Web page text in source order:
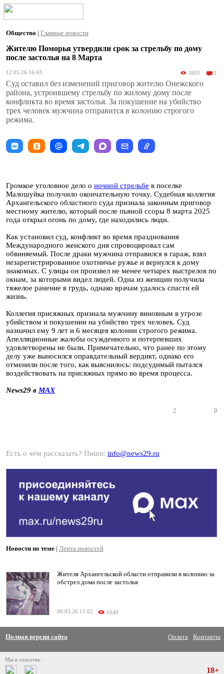
Общество | Главные новости
Жителю Поморья утвердили срок за стрельбу по дому
после застолья на 8 Марта
12.05.26 16:43 1803 1
Суд оставил без изменений приговор жителю Онежского
района, устроившему стрельбу по жилому дому после
конфликта во время застолья. За покушение на убийство
трех человек мужчина отправится в колонию строгого
режима.
Громкое уголовное дело о ночной стрельбе в поселке
Малошуйка получило окончательную точку. Судебная коллегия
Архангельского областного суда признала законным приговор
местному жителю, который после пьяной ссоры 8 марта 2025
года открыл огонь по дому, где находились люди.
Как установил суд, конфликт во время празднования
Международного женского дня спровоцировал сам
обвиняемый. После драки мужчина отправился в гараж, взял
незарегистрированное охотничье ружье и вернулся к дому
знакомых. С улицы он произвел не менее четырех выстрелов по
окнам, за которыми видел людей. Одна из женщин получила
тяжелое ранение в грудь, однако врачам удалось спасти ей
жизнь.
Коллегия присяжных признала мужчину виновным в угрозе
убийством и покушении на убийство трех человек. Суд
назначил ему 9 лет и 6 месяцев колонии строгого режима.
Апелляционные жалобы осужденного и потерпевших
удовлетворены не были. Примечательно, что ранее по этому
делу уже выносился оправдательный вердикт, однако его
отменили после того, как выяснилось: подсудимый пытался
воздействовать на присяжных прямо во время процесса.
News29 в MAX
2 0
Есть о чём рассказать? Пиши: info@news29.ru
Новости по теме | Лента новостей
Жителя Архангельской области отправили в колонию за
обстрел дома после застолья
06.03.26 11:02 1649
Полная версия сайта Оплата Контакты
Мы в соцсетях:
18+